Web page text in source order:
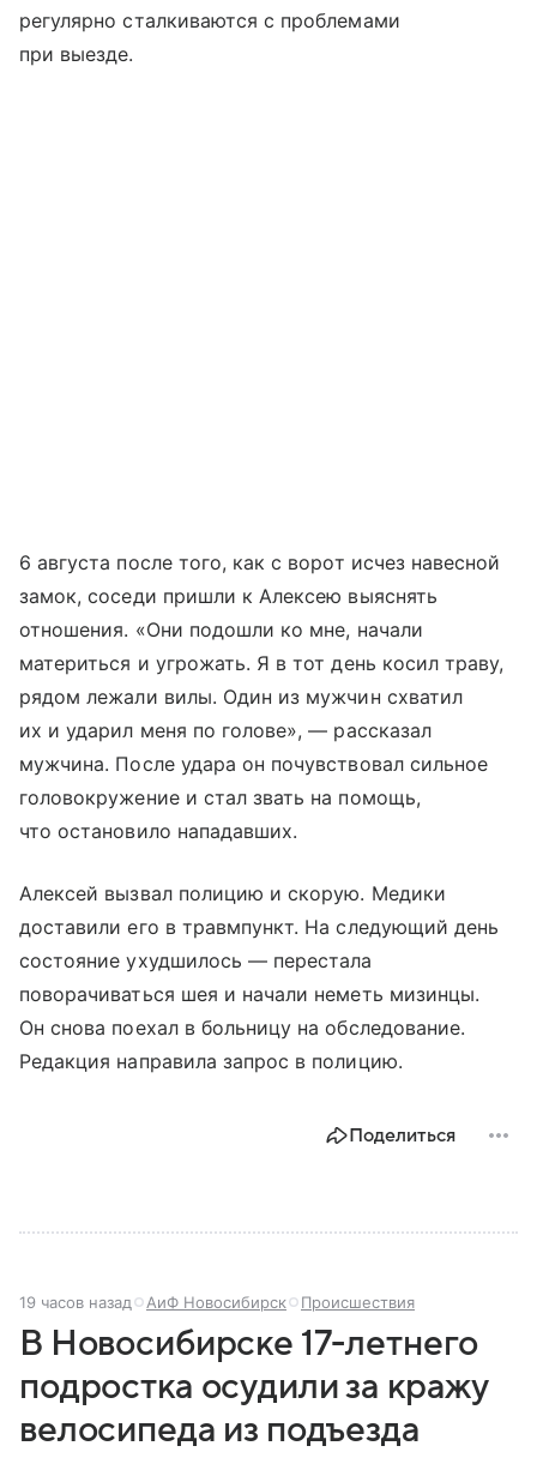
регулярно сталкиваются с проблемами
при выезде.
6 августа после того, как с ворот исчез навесной
замок, соседи пришли к Алексею выяснять
отношения. «Они подошли ко мне, начали
материться и угрожать. Я в тот день косил траву,
рядом лежали вилы. Один из мужчин схватил
их и ударил меня по голове», — рассказал
мужчина. После удара он почувствовал сильное
головокружение и стал звать на помощь,
что остановило нападавших.
Алексей вызвал полицию и скорую. Медики
доставили его в травмпункт. На следующий день
состояние ухудшилось — перестала
поворачиваться шея и начали неметь мизинцы.
Он снова поехал в больницу на обследование.
Редакция направила запрос в полицию.
Поделиться
19 часов назад АиФ Новосибирск Происшествия
В Новосибирске 17-летнего
подростка осудили за кражу
велосипеда из подъезда